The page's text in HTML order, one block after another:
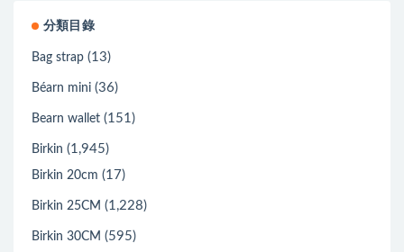
分類目錄
Bag strap (13)
Béarn mini (36)
Bearn wallet (151)
Birkin (1,945)
Birkin 20cm (17)
Birkin 25CM (1,228)
Birkin 30CM (595)